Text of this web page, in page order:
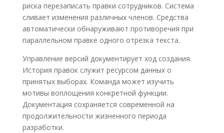
риска перезаписать правки сотрудников. Система
сливает изменения различных членов. Средства
автоматически обнаруживают противоречия при
параллельном правке одного отрезка текста.
Управление версий документирует ход создания.
История правок служит ресурсом данных о
принятых выборах. Команда может изучить
мотивы воплощения конкретной функции.
Документация сохраняется современной на
продолжительности жизненного периода
разработки.